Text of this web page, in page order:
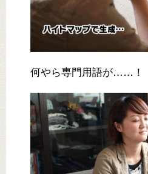
何やら専門用語が……！